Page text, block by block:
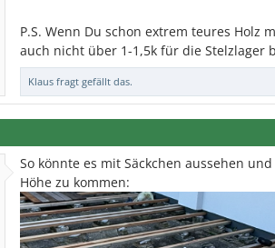
P.S. Wenn Du schon extrem teures
auch nicht über 1-1,5k für die Stelzlager
Klaus fragt gefällt das.
So könnte es mit Säckchen aussehen
Höhe zu kommen: